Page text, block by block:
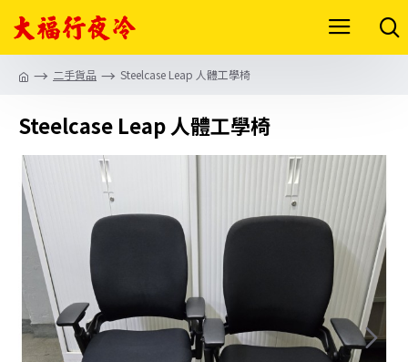
二手貨品 Steelcase Leap 人體工學椅
Steelcase Leap 人體工學椅